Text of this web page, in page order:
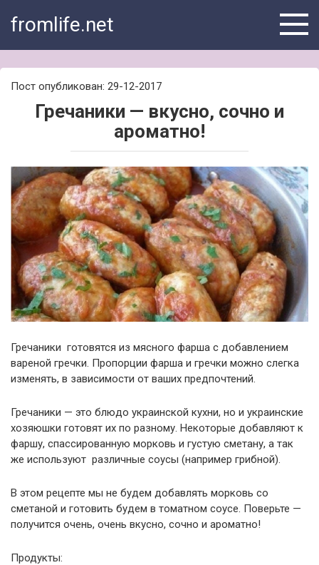
fromlife.net
Пост опубликован: 29-12-2017
Гречаники — вкусно, сочно и
ароматно!
Гречаники готовятся из мясного фарша с добавлением
вареной гречки. Пропорции фарша и гречки можно слегка
изменять, в зависимости от ваших предпочтений.
Гречаники — это блюдо украинской кухни, но и украинские
хозяюшки готовят их по разному. Некоторые добавляют к
фаршу, спассированную морковь и густую сметану, а так
же используют различные соусы (например грибной).
В этом рецепте мы не будем добавлять морковь со
сметаной и готовить будем в томатном соусе. Поверьте —
получится очень, очень вкусно, сочно и ароматно!
Продукты: